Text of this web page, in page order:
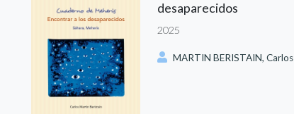
desaparecidos
2025
MARTIN BERISTAIN, Carlos